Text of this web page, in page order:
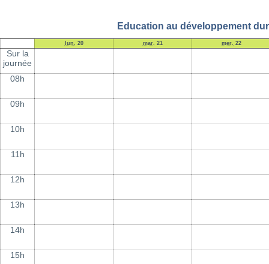
Education au développement
lun. 20 mar. 21 mer. 22
Sur la
journée
08h
09h
10h
11h
12h
13h
14h
15h